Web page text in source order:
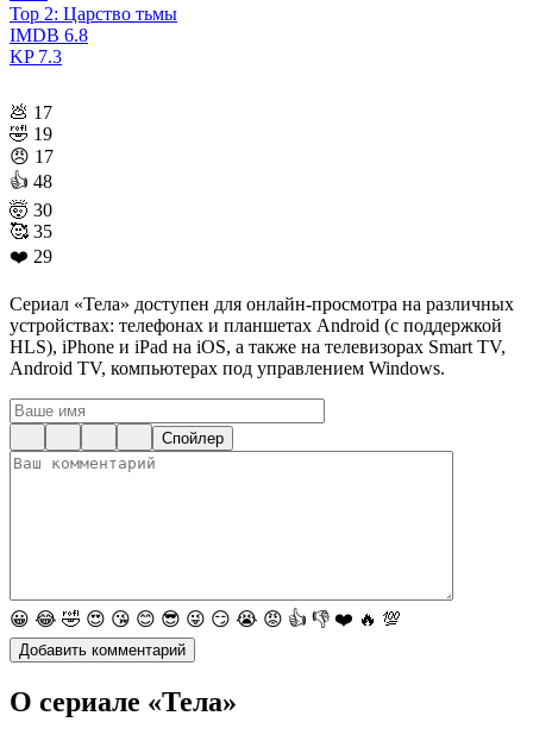
Тор 2: Царство тьмы
IMDB 6.8
KP7.3
💩 17
🤣 19
😠 17
👍 48
🤯 30
🥰 35
❤️ 29
Сериал «Тела» доступен для онлайн-просмотра на различных
устройствах: телефонах и планшетах Android (с поддержкой
HLS), iPhone и iPad на iOS, а также на телевизорах Smart TV,
Android TV, компьютерах под управлением Windows.
Спойлер
😀 😂 🤣 😍 😘 😊 😎 😜 😏 😭 😡 👍 👎 ❤️ 🔥 💯
О сериале «Тела»